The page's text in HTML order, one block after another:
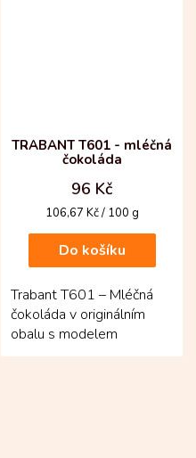
TRABANT T601 - mléčná
čokoláda
96 Kč
Měrná
106,67 Kč / 100 g
Do košíku
Trabant T601 – Mléčná
čokoláda v originálním
obalu s modelem
legendárního auta!